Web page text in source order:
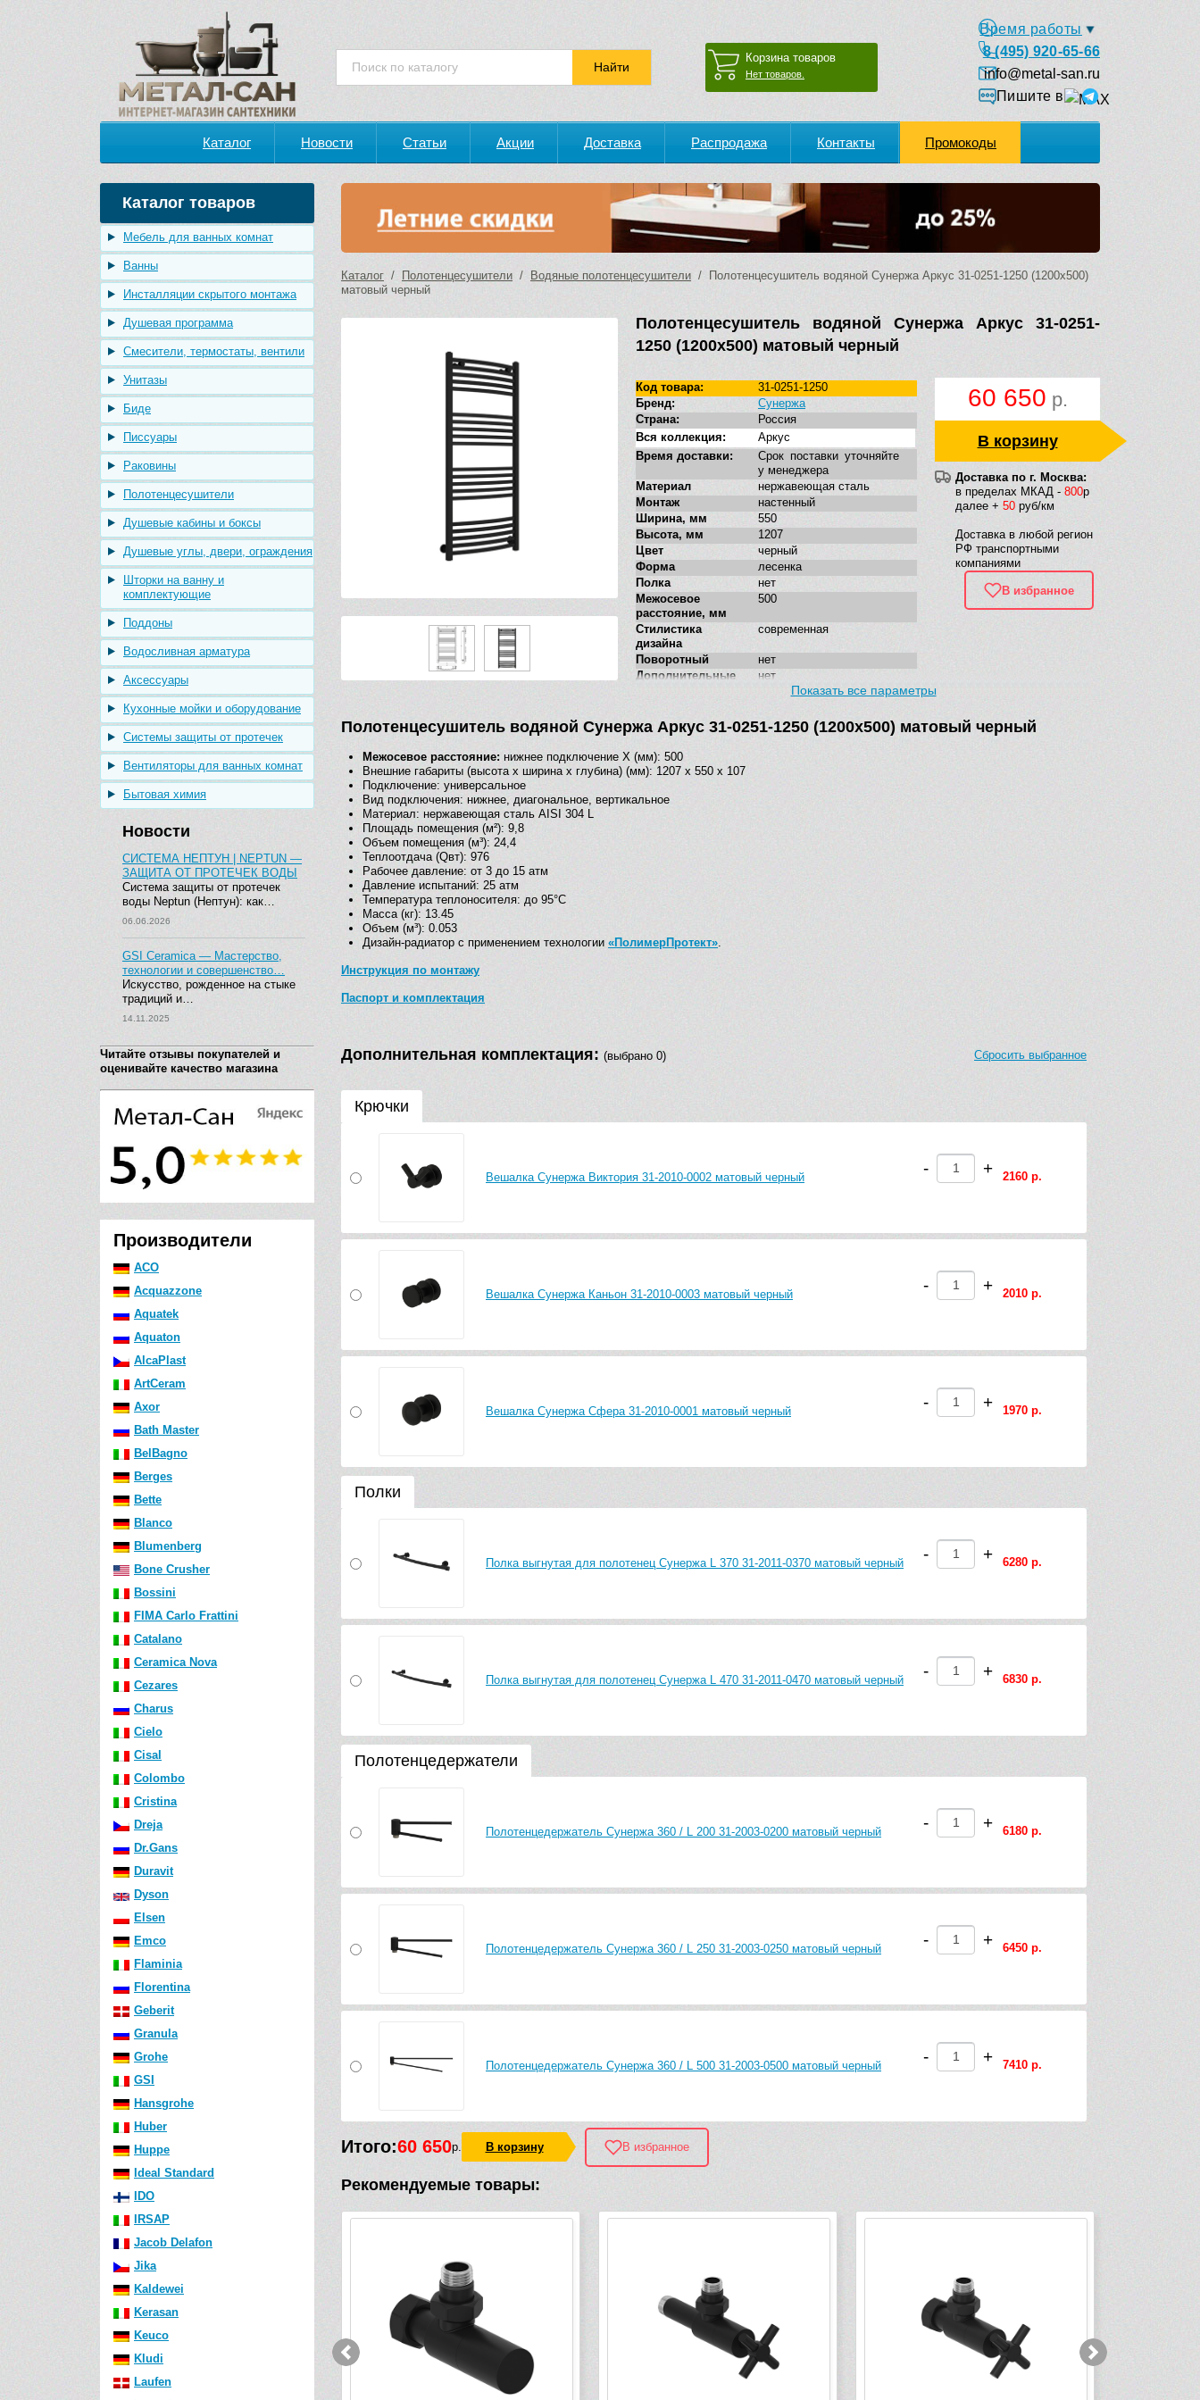
Корзина товаров
Нет товаров.
Время работы
8 (495) 920-65-66
info@metal-san.ru
Пишите в
Каталог Новости Статьи Акции Доставка Распродажа Контакты Промокоды
Каталог товаров
Мебель для ванных комнат
Ванны
Инсталляции скрытого монтажа
Душевая программа
Смесители, термостаты, вентили
Унитазы
Биде
Писсуары
Раковины
Полотенцесушители
Душевые кабины и боксы
Душевые углы, двери, ограждения
Шторки на ванну и
комплектующие
Поддоны
Водосливная арматура
Аксессуары
Кухонные мойки и оборудование
Системы защиты от протечек
Вентиляторы для ванных комнат
Бытовая химия
Новости
СИСТЕМА НЕПТУН | NEPTUN —
ЗАЩИТА ОТ ПРОТЕЧЕК ВОДЫ
Система защиты от протечек
воды Neptun (Нептун): как…
06.06.2026
GSI Ceramica — Мастерство,
технологии и совершенство…
Искусство, рожденное на стыке
традиций и…
14.11.2025
Читайте отзывы покупателей и
оценивайте качество магазина
Производители
ACO
Acquazzone
Aquatek
Aquaton
AlcaPlast
ArtCeram
Axor
Bath Master
BelBagno
Berges
Bette
Blanco
Blumenberg
Bone Crusher
Bossini
FIMA Carlo Frattini
Catalano
Ceramica Nova
Cezares
Charus
Cielo
Cisal
Colombo
Cristina
Dreja
Dr.Gans
Duravit
Dyson
Elsen
Emco
Flaminia
Florentina
Geberit
Granula
Grohe
GSI
Hansgrohe
Huber
Huppe
Ideal Standard
IDO
IRSAP
Jacob Delafon
Jika
Kaldewei
Kerasan
Keuco
Kludi
Laufen
Каталог / Полотенцесушители / Водяные полотенцесушители / Полотенцесушитель водяной Сунержа Аркус 31-0251-1250 (1200х500)
матовый черный
Полотенцесушитель водяной Сунержа Аркус 31-0251-
1250 (1200х500) матовый черный
60 650 р.
В корзину
Доставка по г. Москва:
в пределах МКАД - 800р
далее + 50 руб/км
Доставка в любой регион
РФ транспортными
компаниями
В избранное
Код товара:
31-0251-1250
Бренд:
Сунержа
Страна:
Россия
Вся коллекция:
Аркус
Время доставки:
Срок поставки уточняйте
у менеджера
Материал
нержавеющая сталь
Монтаж
настенный
Ширина, мм
550
Высота, мм
1207
Цвет
черный
Форма
лесенка
Полка
нет
Межосевое
расстояние, мм
500
Стилистика
дизайна
современная
Поворотный
нет
Дополнительные
нет
Показать все параметры
Полотенцесушитель водяной Сунержа Аркус 31-0251-1250 (1200х500) матовый черный
Межосевое расстояние: нижнее подключение X (мм): 500
Внешние габариты (высота х ширина х глубина) (мм): 1207 х 550 x 107
Подключение: универсальное
Вид подключения: нижнее, диагональное, вертикальное
Материал: нержавеющая сталь AISI 304 L
Площадь помещения (м²): 9,8
Объем помещения (м³): 24,4
Теплоотдача (Qвт): 976
Рабочее давление: от 3 до 15 атм
Давление испытаний: 25 атм
Температура теплоносителя: до 95°С
Масса (кг): 13.45
Объем (м³): 0.053
Дизайн-радиатор с применением технологии «ПолимерПротект».
Инструкция по монтажу
Паспорт и комплектация
Дополнительная комплектация: (выбрано 0) Сбросить выбранное
Крючки
Вешалка Сунержа Виктория 31-2010-0002 матовый черный - + 2160 р.
Вешалка Сунержа Каньон 31-2010-0003 матовый черный - + 2010 р.
Вешалка Сунержа Сфера 31-2010-0001 матовый черный - + 1970 р.
Полки
Полка выгнутая для полотенец Сунержа L 370 31-2011-0370 матовый черный - + 6280 р.
Полка выгнутая для полотенец Сунержа L 470 31-2011-0470 матовый черный - + 6830 р.
Полотенцедержатели
Полотенцедержатель Сунержа 360 / L 200 31-2003-0200 матовый черный - + 6180 р.
Полотенцедержатель Сунержа 360 / L 250 31-2003-0250 матовый черный - + 6450 р.
Полотенцедержатель Сунержа 360 / L 500 31-2003-0500 матовый черный - + 7410 р.
Итого:60 650р. В корзину В избранное
Рекомендуемые товары: